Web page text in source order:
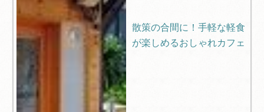
散策の合間に！手軽な軽食
が楽しめるおしゃれカフェ